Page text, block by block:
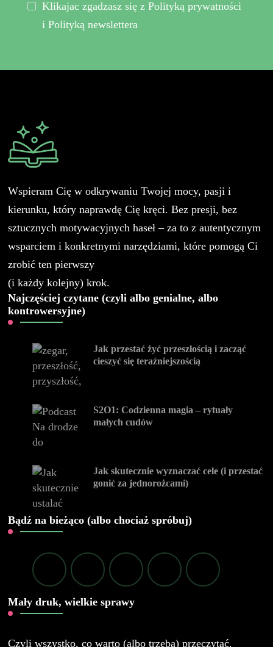
Klikajac zgadzasz się z Polityką prywatności
i Polityką newslettera
Wspieram Cię w odkrywaniu Twojej mocy, pasji i
kierunku, który naprawdę Cię kręci. Bez presji, bez
sztucznych motywacyjnych haseł – za to z autentycznym
wsparciem i konkretnymi narzędziami, które pomogą Ci
zrobić ten pierwszy
(i każdy kolejny) krok.
Najczęściej czytane (czyli albo genialne, albo
kontrowersyjne)
Jak przestać żyć przeszłością i zacząć
cieszyć się teraźniejszością
S2O1: Codzienna magia – rytuały
małych cudów
Jak skutecznie wyznaczać cele (i przestać
gonić za jednorożcami)
Bądź na bieżąco (albo chociaż spróbuj)
Mały druk, wielkie sprawy
Czyli wszystko, co warto (albo trzeba) przeczytać.